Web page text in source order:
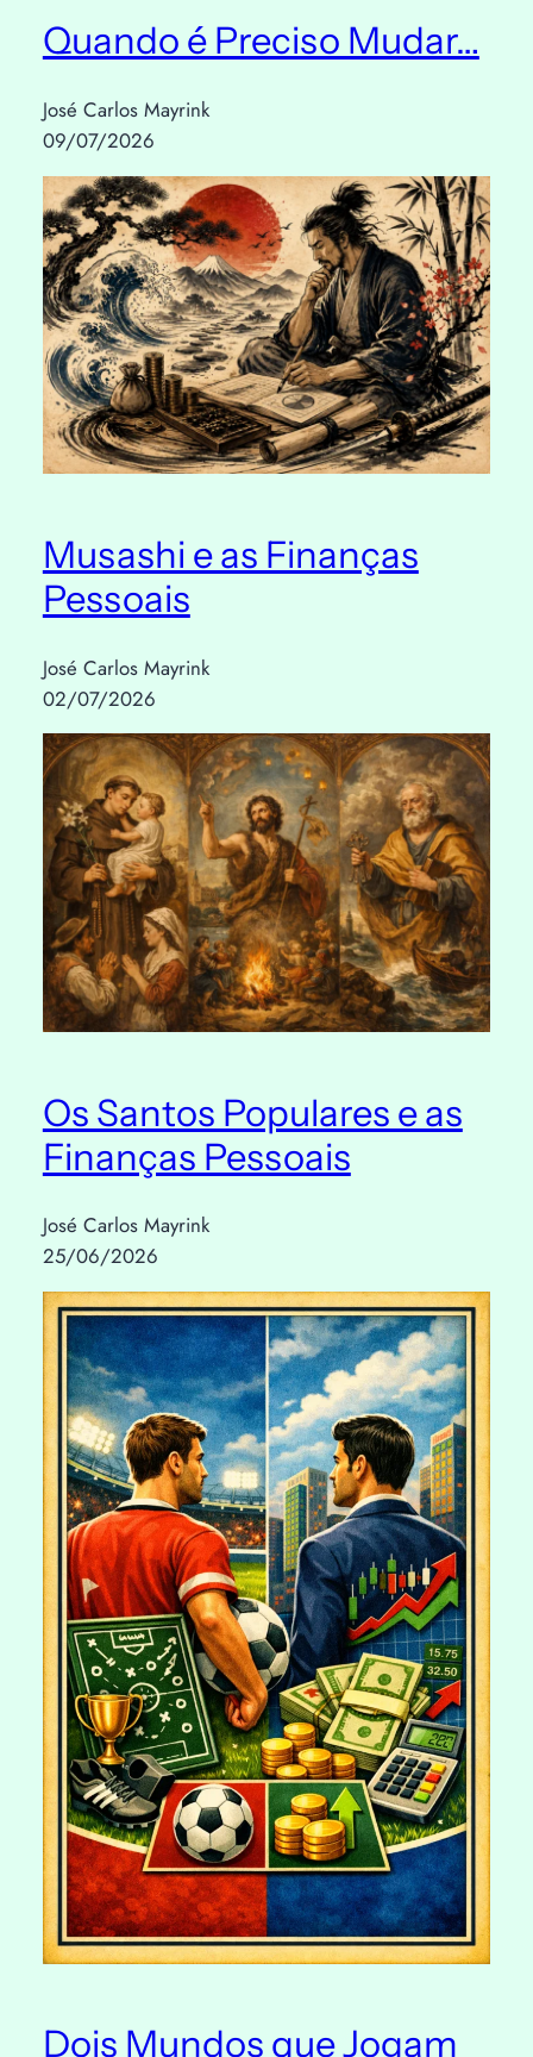
Quando é Preciso Mudar…
José Carlos Mayrink
09/07/2026
Musashi e as Finanças
Pessoais
José Carlos Mayrink
02/07/2026
Os Santos Populares e as
Finanças Pessoais
José Carlos Mayrink
25/06/2026
Dois Mundos que Jogam